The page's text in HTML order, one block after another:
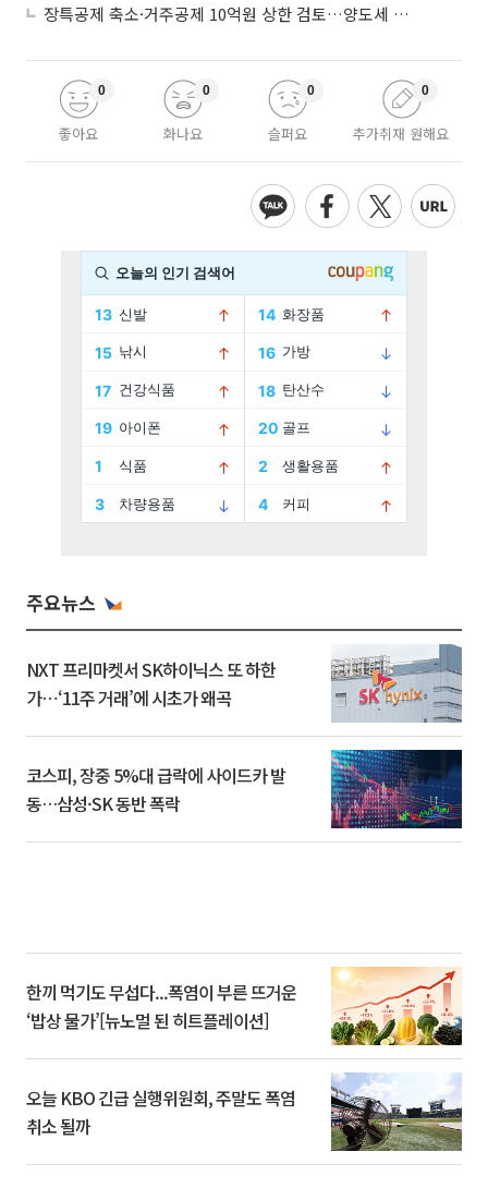
장특공제 축소·거주공제 10억원 상한 검토…양도세 실거주 중심 개편
좋아요
0
화나요
0
슬퍼요
0
추가취재 원해요
0
주요뉴스
NXT 프리마켓서 SK하이닉스 또 하한
가⋯‘11주 거래’에 시초가 왜곡
코스피, 장중 5%대 급락에 사이드카 발
동…삼성·SK 동반 폭락
한끼 먹기도 무섭다...폭염이 부른 뜨거운
‘밥상 물가’[뉴노멀 된 히트플레이션]
오늘 KBO 긴급 실행위원회, 주말도 폭염
취소 될까